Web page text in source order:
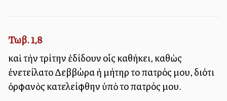
Τωβ. 1,8
καὶ τὴν τρίτην ἐδίδουν οἷς καθήκει, καθὼς
ἐνετείλατο Δεββώρα ἡ μήτηρ τοῦ πατρός μου, διότι
ὀρφανὸς κατελείφθην ὑπὸ τοῦ πατρός μου.